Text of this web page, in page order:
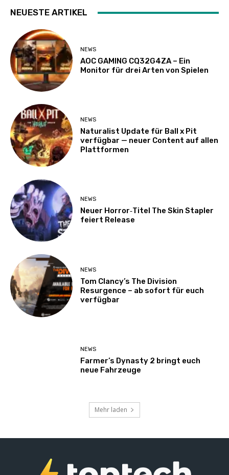
NEUESTE ARTIKEL
NEWS
AOC GAMING CQ32G4ZA – Ein
Monitor für drei Arten von Spielen
NEWS
Naturalist Update für Ball x Pit
verfügbar — neuer Content auf allen
Plattformen
NEWS
Neuer Horror‑Titel The Skin Stapler
feiert Release
NEWS
Tom Clancy’s The Division
Resurgence – ab sofort für euch
verfügbar
NEWS
Farmer’s Dynasty 2 bringt euch
neue Fahrzeuge
Mehr laden